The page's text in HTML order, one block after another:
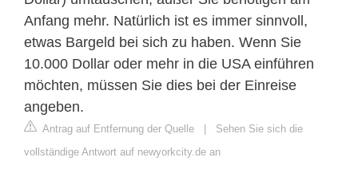
Anfang mehr. Natürlich ist es immer sinnvoll,
etwas Bargeld bei sich zu haben. Wenn Sie
10.000 Dollar oder mehr in die USA einführen
möchten, müssen Sie dies bei der Einreise
angeben.
Antrag auf Entfernung der Quelle | Sehen Sie sich die
vollständige Antwort auf newyorkcity.de an